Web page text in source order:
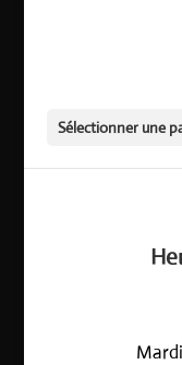
Sélectionner une